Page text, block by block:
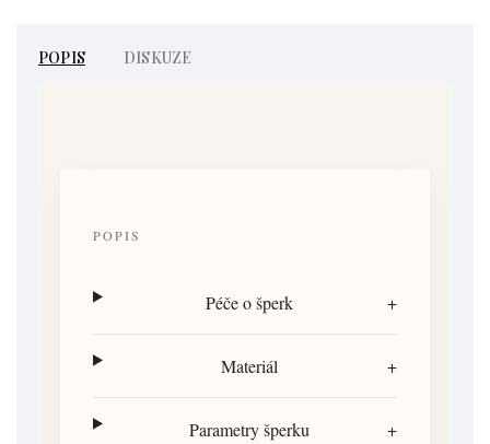
POPIS DISKUZE
POPIS
Péče o šperk +
Materiál +
Parametry šperku +